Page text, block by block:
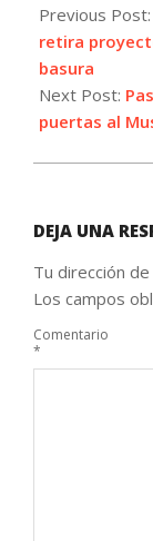
04-
02
Previous Post:
retira
basura
Next Post:
puertas al
DEJA UNA
Tu dirección
Los campos
Comentario
*